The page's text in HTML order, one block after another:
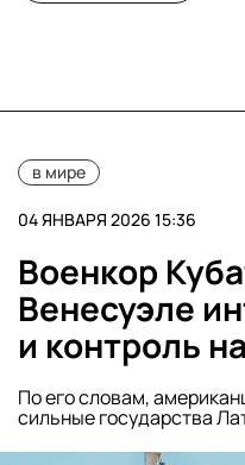
в мире
04 ЯНВАРЯ 2026 15:36
Военкор
Венесуэле
и контроль
По его словам,
сильные государства